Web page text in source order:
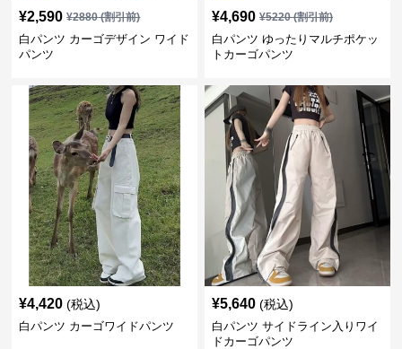
¥2,590 ¥2880(割引前)
白パンツ カーゴデザイン ワイド
パンツ
¥4,690 ¥5220(割引前)
白パンツ ゆったりマルチポケッ
トカーゴパンツ
¥4,420 (税込)
白パンツ カーゴワイドパンツ
¥5,640 (税込)
白パンツ サイドライン入りワイ
ドカーゴパンツ